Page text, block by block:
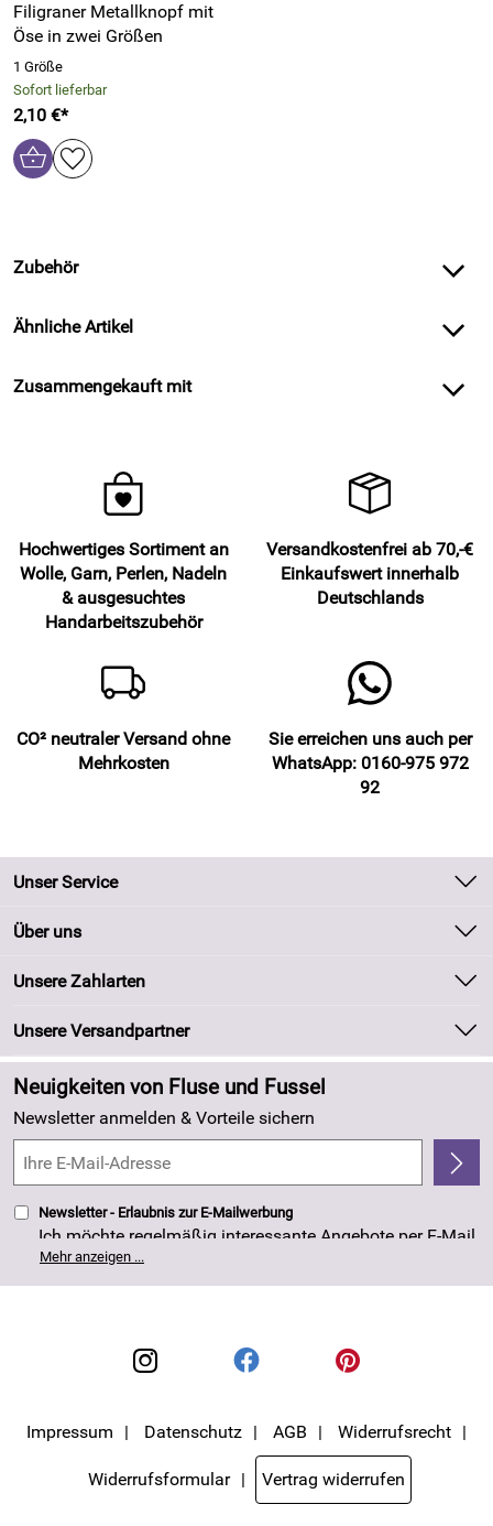
Filigraner Metallknopf mit
Öse in zwei Größen
1 Größe
Sofort lieferbar
2,10 €*
Zubehör
Ähnliche Artikel
Zusammengekauft mit
Hochwertiges Sortiment an
Wolle, Garn, Perlen, Nadeln
& ausgesuchtes
Handarbeitszubehör
Versandkostenfrei ab 70,-€
Einkaufswert innerhalb
Deutschlands
CO² neutraler Versand ohne
Mehrkosten
Sie erreichen uns auch per
WhatsApp: 0160-975 972
92
Unser Service
Kontakt
Kundeninformationen
Newsletter
Zahlung und Versand
Kundenlogin
Über uns
Unsere Bestseller
Neu
Angebote
Made in Germany
4,8/5*****
Unsere Zahlarten
Unsere Versandpartner
Neuigkeiten von Fluse und Fussel
Newsletter anmelden & Vorteile sichern
Newsletter - Erlaubnis zur E-Mailwerbung
Ich möchte regelmäßig interessante Angebote per E-Mail
erhalten. Meine E-Mail-Adresse wird nicht an andere
Unternehmen weitergegeben. Die Einwilligung zur
Nutzung meiner E-Mail- Adresse für Werbezwecke kann
Mehr anzeigen ...
Impressum Datenschutz AGB Widerrufsrecht
Widerrufsformular Vertrag widerrufen